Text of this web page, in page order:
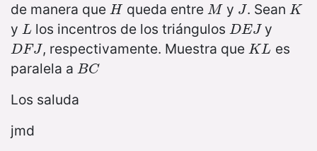
de manera que H
Hqueda entre M
M y J
J. SeanK
K
y L
L los incentros de los triángulosDEJ
DEJ y
DFJ
DFJ , respectivamente. Muestra que KL
KL
es
paralela a BC
BC
Los saluda
jmd